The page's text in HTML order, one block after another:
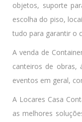
objetos, suporte
escolha do piso,
tudo para garantir o
A venda de
canteiros de obras,
eventos em geral,
A Locares Casa
as melhores